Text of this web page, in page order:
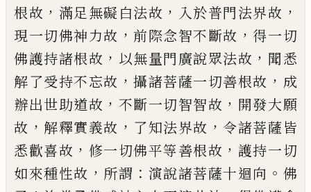
根故 ， 滿足無礙白法故 ， 入於普門法界故 ，
現一切佛神力故 ，前際念智不斷故 ， 得一切
佛護持諸根故 ， 以無量門廣說眾法故 ， 聞悉
解了受持不忘故 ，攝諸菩薩一切善根故 ， 成
辦出世助道故 ， 不斷一切智智故 ， 開發大願
故 ， 解釋實義故 ， 了知法界故 ，令諸菩薩皆
悉歡喜故 ， 修一切佛平等善根故 ， 護持一切
如來種性故 ， 所謂 ： 演說諸菩薩十迴向 。 佛